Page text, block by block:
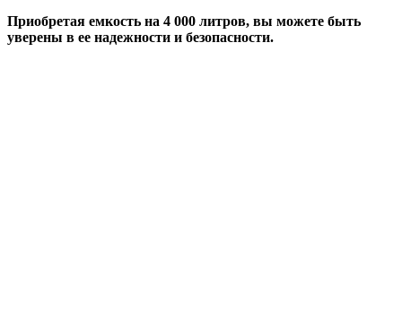
Приобретая емкость на 4 000 литров, вы можете быть
уверены в ее надежности и безопасности.